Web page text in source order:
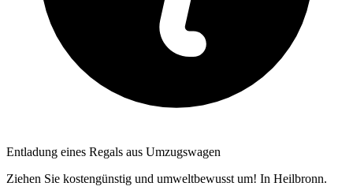
Entladung eines Regals aus Umzugswagen
Ziehen Sie kostengünstig und umweltbewusst um! In Heilbronn.